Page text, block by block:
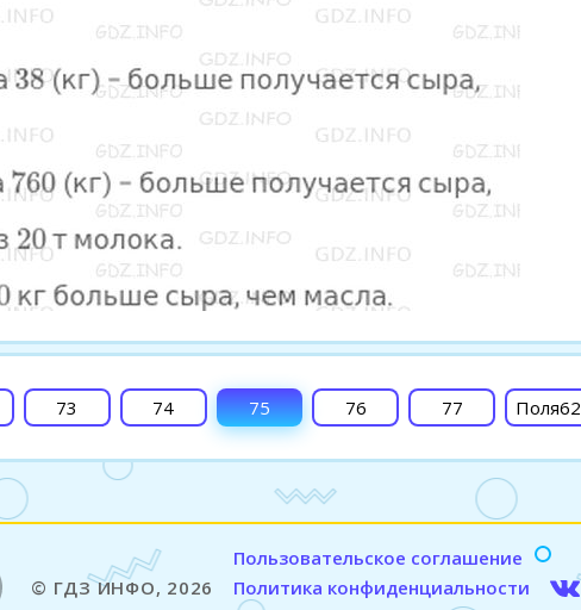
73 74 75 76 77 Поля62
© ГДЗ ИНФО, 2026
Пользовательское соглашение
Политика конфиденциальности